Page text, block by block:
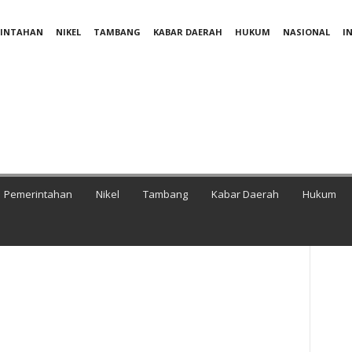
NIKEL TAMBANG KABAR DAERAH HUKUM NASIONAL
Pemerintahan Nikel Tambang Kabar Daerah Hukum